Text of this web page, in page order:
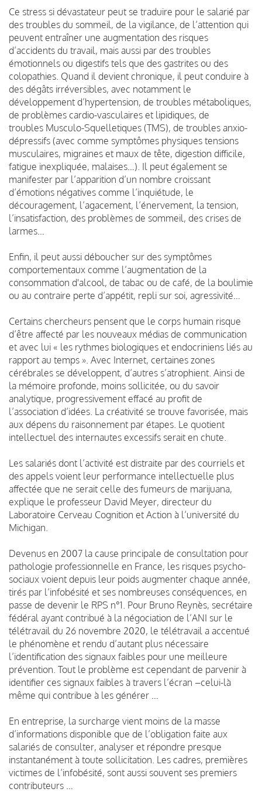
Ce stress si dévastateur peut se traduire pour le salarié par
des troubles du sommeil, de la vigilance, de l’attention qui
peuvent entraîner une augmentation des risques
d’accidents du travail, mais aussi par des troubles
émotionnels ou digestifs tels que des gastrites ou des
colopathies. Quand il devient chronique, il peut conduire à
des dégâts irréversibles, avec notamment le
développement d’hypertension, de troubles métaboliques,
de problèmes cardio-vasculaires et lipidiques, de
troubles Musculo-Squelletiques (TMS), de troubles anxio-
dépressifs (avec comme symptômes physiques tensions
musculaires, migraines et maux de tête, digestion difficile,
fatigue inexpliquée, malaises…). Il peut également se
manifester par l’apparition d’un nombre croissant
d’émotions négatives comme l’inquiétude, le
découragement, l’agacement, l’énervement, la tension,
l’insatisfaction, des problèmes de sommeil, des crises de
larmes…
Enfin, il peut aussi déboucher sur des symptômes
comportementaux comme l’augmentation de la
consommation d'alcool, de tabac ou de café, de la boulimie
ou au contraire perte d’appétit, repli sur soi, agressivité…
Certains chercheurs pensent que le corps humain risque
d’être affecté par les nouveaux médias de communication
et avec lui « les rythmes biologiques et endocriniens liés au
rapport au temps ». Avec Internet, certaines zones
cérébrales se développent, d’autres s’atrophient. Ainsi de
la mémoire profonde, moins sollicitée, ou du savoir
analytique, progressivement effacé au profit de
l’association d’idées. La créativité se trouve favorisée, mais
aux dépens du raisonnement par étapes. Le quotient
intellectuel des internautes excessifs serait en chute.
Les salariés dont l’activité est distraite par des courriels et
des appels voient leur performance intellectuelle plus
affectée que ne serait celle des fumeurs de marijuana,
explique le professeur David Meyer, directeur du
Laboratoire Cerveau Cognition et Action à l’université du
Michigan.
Devenus en 2007 la cause principale de consultation pour
pathologie professionnelle en France, les risques psycho-
sociaux voient depuis leur poids augmenter chaque année,
tirés par l’infobésité et ses nombreuses conséquences, en
passe de devenir le RPS n°1. Pour Bruno Reynès, secrétaire
fédéral ayant contribué à la négociation de l’ANI sur le
télétravail du 26 novembre 2020, le télétravail a accentué
le phénomène et rendu d’autant plus nécessaire
l’identification des signaux faibles pour une meilleure
prévention. Tout le problème est cependant de parvenir à
identifier ces signaux faibles à travers l’écran –celui-là
même qui contribue à les générer …
En entreprise, la surcharge vient moins de la masse
d’informations disponible que de l’obligation faite aux
salariés de consulter, analyser et répondre presque
instantanément à toute sollicitation. Les cadres, premières
victimes de l’infobésité, sont aussi souvent ses premiers
contributeurs …